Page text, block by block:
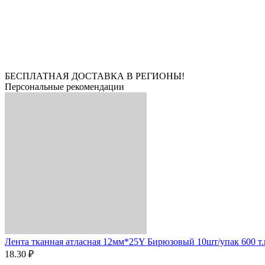
БЕСПЛАТНАЯ ДОСТАВКА В РЕГИОНЫ!
Персональные рекомендации
Лента тканная атласная 12мм*25Y Бирюзовый 10шт/упак 600
18.30 ₽